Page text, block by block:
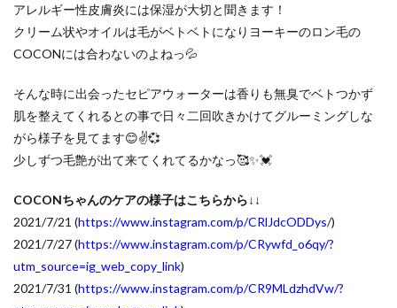
アレルギー性皮膚炎には保湿が大切と聞きます！
クリーム状やオイルは毛がベトベトになりヨーキーのロン毛の
COCONには合わないのよねっ💦
そんな時に出会ったセピアウォーターは香りも無臭でベトつかず
肌を整えてくれるとの事で日々二回吹きかけてグルーミングしな
がら様子を見てます😊✌️💞
少しずつ毛艶が出て来てくれてるかなっ🥰✨💓
COCONちゃんのケアの様子はこちらから↓↓
2021/7/21 (https://www.instagram.com/p/CRlJdcODDys/)
2021/7/27 (https://www.instagram.com/p/CRywfd_o6qy/?
utm_source=ig_web_copy_link)
2021/7/31 (https://www.instagram.com/p/CR9MLdzhdVw/?